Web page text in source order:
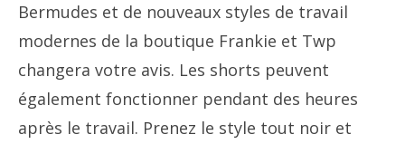
Bermudes et de nouveaux styles de travail
modernes de la boutique Frankie et Twp
changera votre avis. Les shorts peuvent
également fonctionner pendant des heures
après le travail. Prenez le style tout noir et